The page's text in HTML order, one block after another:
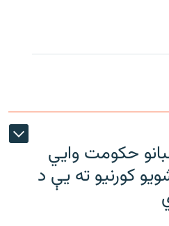
حکومت وايي
کورنیو ته یې د